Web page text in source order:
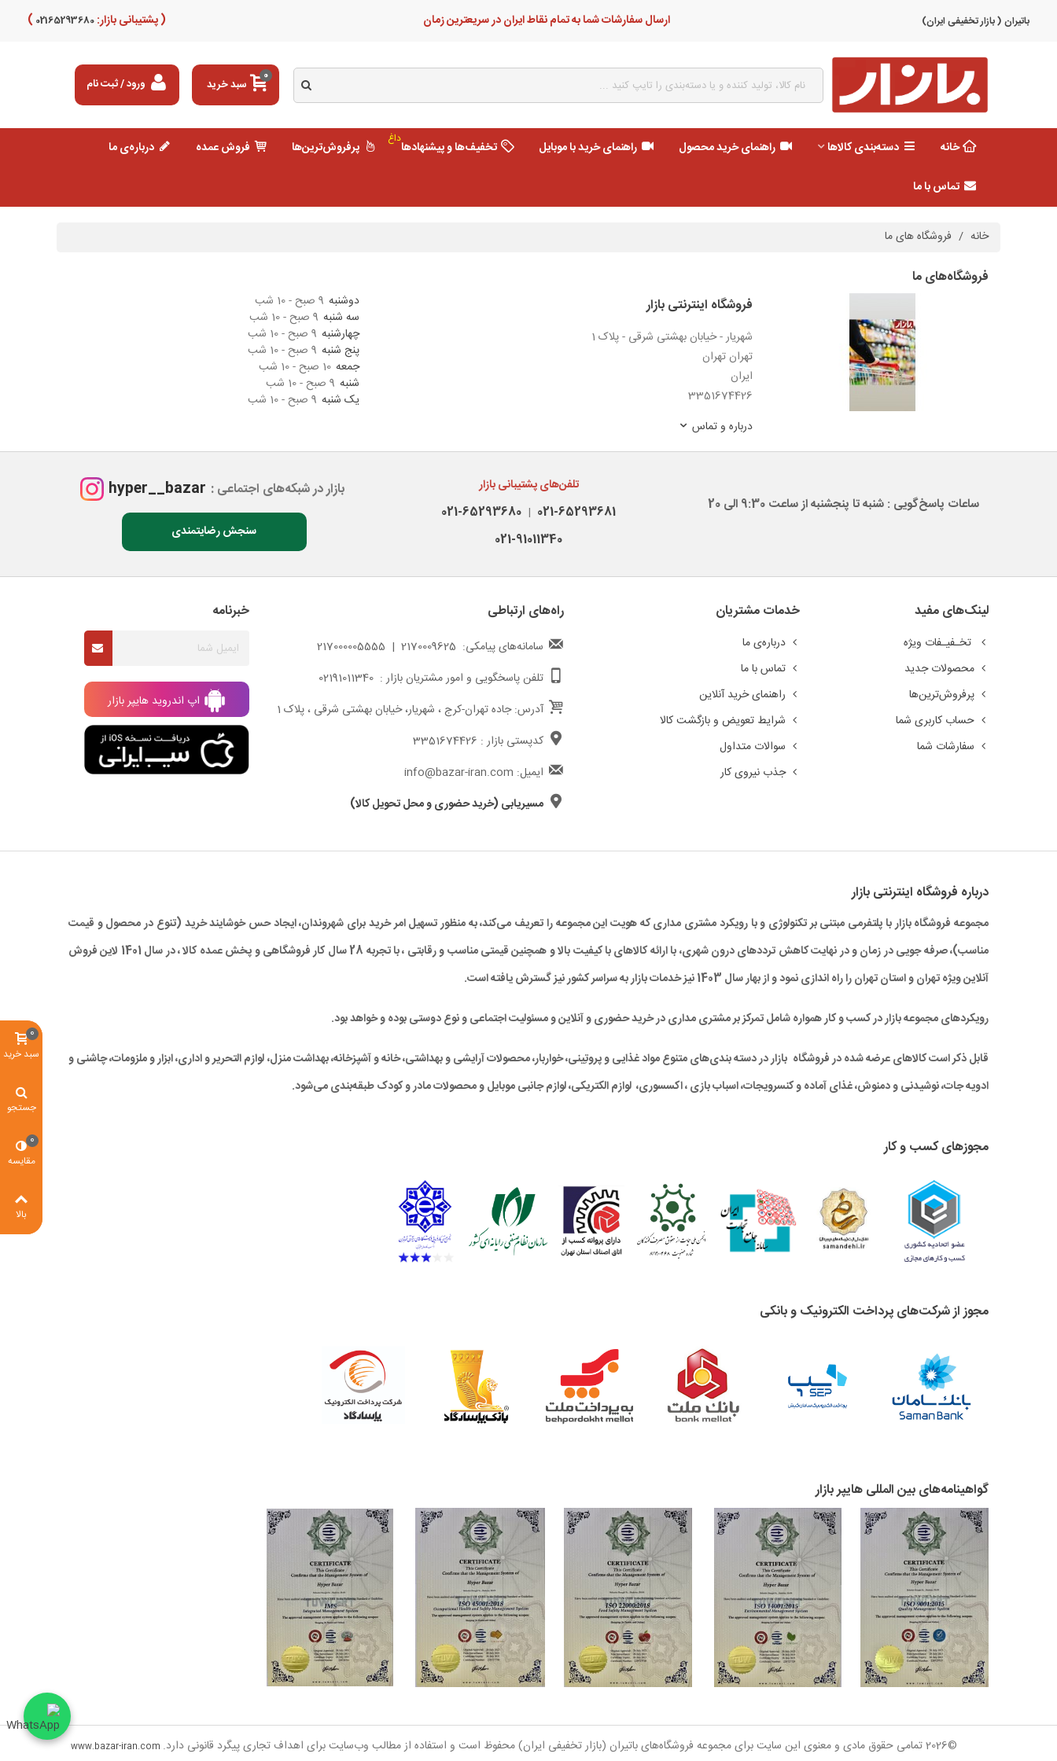
باتیران ( بازار تخفیفی ایران) ارسال سفارشات شما به تمام نقاط ایران در سریعترین زمان ( پشتیبانی بازار: 02165293680
)
0
سبد خرید ورود / ثبت نام
خانه دسته‌بندی کالاها راهنمای خرید محصول راهنمای خرید با موبایل تخفیف‌ها و پیشنهادهاداغ پرفروش‌ترین‌ها فروش عمده درباره‌ی ما
تماس با ما
خانه / فروشگاه های ما
فروشگاه‌های ما
فروشگاه اینترنتی بازار
شهریار - خیابان بهشتی شرقی - پلاک 1
تهران تهران
ایران
3351674426
درباره و تماس
دوشنبه 9 صبح - 10 شب
سه شنبه 9 صبح - 10 شب
چهارشنبه 9 صبح - 10 شب
پنج شنبه 9 صبح - 10 شب
جمعه 10 صبح - 10 شب
شنبه 9 صبح - 10 شب
یک شنبه 9 صبح - 10 شب
ساعات پاسخ‌گویی : شنبه تا پنجشنبه از ساعت 9:30 الی 20
تلفن‌های پشتیبانی بازار
021-65293681
|
021-65293680
021-91011340
بازار در شبکه‌های اجتماعی : hyper__bazar
سنجش رضایتمندی
لینک‌های مفید
تخـفیـفات ویژه
محصولات جدید
پرفروش‌ترین‌ها
حساب کاربری شما
سفارشات شما
خدمات مشتریان
درباره‌ی ما
تماس با ما
راهنمای خرید آنلاین
شرایط تعویض و بازگشت کالا
سوالات متداول
جذب نیروی کار
راه‌های ارتباطی
سامانه‌های پیامکی: 2170009625 | 217000005555
تلفن پاسخگویی و امور مشتریان بازار : 02191011340
آدرس: جاده تهران-کرج ، شهریار، خیابان بهشتی شرقی ، پلاک 1
کدپستی بازار : 3351674426
ایمیل: info@bazar-iran.com
مسیریابی (خرید حضوری و محل تحویل کالا)
خبرنامه
اپ اندروید هایپر بازار
درباره‌ فروشگاه اینترنتی بازار
مجموعه فروشگاه بازار با پلتفرمی مبتنی بر تکنولوژی و با رویکرد مشتری مداری که هویت این مجموعه را تعریف می‌کند، به منظور تسهیل امر خرید برای شهروندان، ایجاد حس خوشایند خرید (تنوع در محصول و قیمت
مناسب)، صرفه جویی در زمان و در نهایت کاهش ترددهای درون شهری، با ارائه کالاهای با کیفیت بالا و همچنین قیمتی مناسب و رقابتی ، با تجربه 28 سال کار فروشگاهی و پخش عمده کالا ، در سال 1401 لاین فروش
آنلاین ویژه تهران و استان تهران را راه‌ اندازی نمود و از بهار سال 1403 نیز خدمات بازار به سراسر کشور نیز گسترش یافته است.
رویکردهای مجموعه بازار در کسب و کار همواره شامل تمرکز بر مشتری مداری در خرید حضوری و آنلاین و مسئولیت اجتماعی و نوع دوستی بوده و خواهد بود.
قابل ذکر است کالاهای عرضه شده در فروشگاه بازار در دسته بندی‌های متنوع مواد غذایی و پروتِینی، خواربار، محصولات آرایشی و بهداشتی، خانه و آشپزخانه، بهداشت منزل، لوازم التحریر و اداری، ابزار و ملزومات، چاشنی و
ادویه جات، نوشیدنی و دمنوش، غذای آماده و کنسرویجات، اسباب بازی ، اکسسوری، لوازم الکتریکی، لوازم جانبی موبایل و محصولات مادر و کودک طبقه‌بندی می‌شود.
مجوزهای کسب و کار
مجوز از شرکت‌های پرداخت الکترونیک و بانکی
گواهینامه‌های بین المللی هایپر بازار
www.bazar-iran.com ©2026 تمامی حقوق مادی و معنوی این سایت برای مجموعه فروشگاه‌های باتیران (بازار تخفیفی ایران) محفوظ است و استفاده از مطالب وب‌سایت برای اهداف تجاری پیگرد قانونی دارد.
سبد خرید
0
جستجو
مقایسه
0
بالا